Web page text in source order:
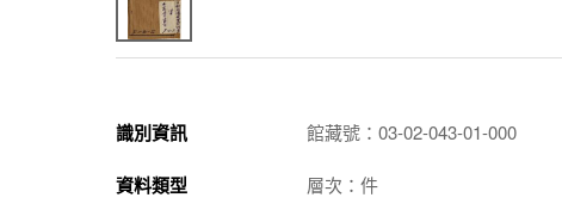
識別資訊 館藏號：03-02-043-01-000
資料類型 層次：件